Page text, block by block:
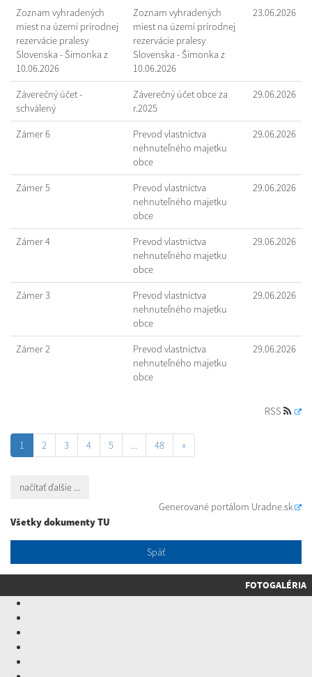
Zoznam vyhradených
miest na území prírodnej
rezervácie pralesy
Slovenska - Šimonka z
10.06.2026
Zoznam vyhradených
miest na území prírodnej
rezervácie pralesy
Slovenska - Šimonka z
10.06.2026
23.06.2026
Záverečný účet -
schválený
Záverečný účet obce za
r.2025
29.06.2026
Zámer 6
Prevod vlastníctva
nehnuteľného majetku
obce
29.06.2026
Zámer 5
Prevod vlastníctva
nehnuteľného majetku
obce
29.06.2026
Zámer 4
Prevod vlastníctva
nehnuteľného majetku
obce
29.06.2026
Zámer 3
Prevod vlastníctva
nehnuteľného majetku
obce
29.06.2026
Zámer 2
Prevod vlastníctva
nehnuteľného majetku
obce
29.06.2026
RSS
1 2 3 4 5 ... 48 »
načítať ďalšie ...
Generované portálom Uradne.sk
Všetky dokumenty TU
Späť
FOTOGALÉRIA